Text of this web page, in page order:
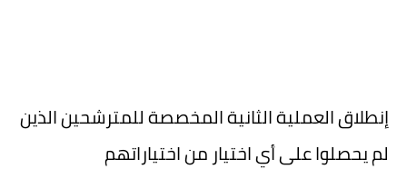
إنطلاق العملية الثانية المخصصة للمترشحين الذين
لم يحصلوا على أي اختيار من اختياراتهم